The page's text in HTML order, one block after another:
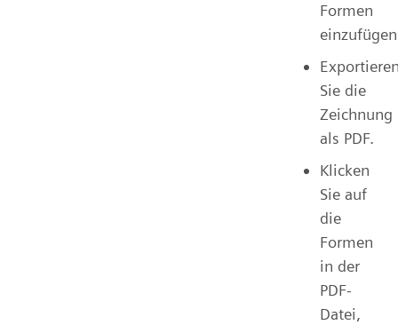
Formen
Sie die
Zeichnung
als PDF.
Klicken
Sie auf
die
Formen
in der
PDF-
Datei,